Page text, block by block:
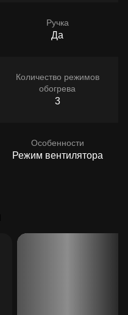
Ручка
Да
Количество режимов
обогрева
3
Особенности
Режим вентилятора